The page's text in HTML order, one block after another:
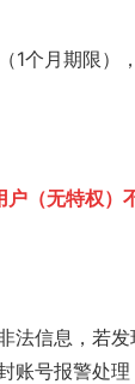
个月期限）
（无特权）
法信息，若
账号报警处